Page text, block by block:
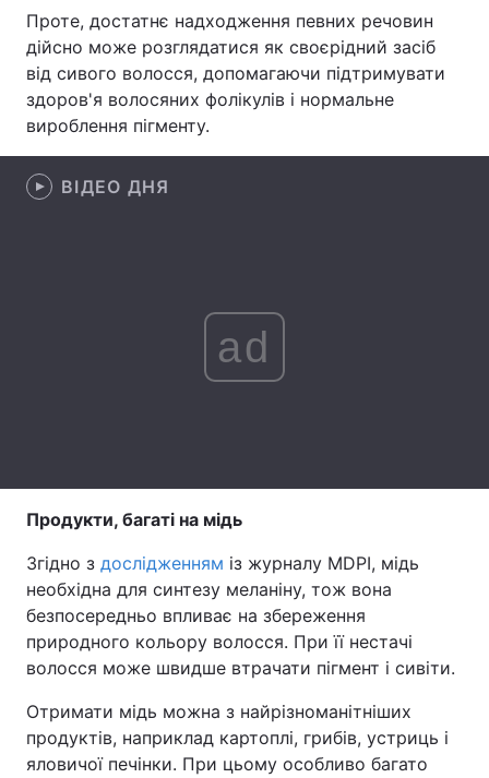
Інтерв'ю Думки
Архів Вакансії
Контакти
Послуги
Проте, достатнє надходження певних речовин
дійсно може розглядатися як своєрідний засіб
від сивого волосся, допомагаючи підтримувати
здоров'я волосяних фолікулів і нормальне
вироблення пігменту.
ВІДЕО ДНЯ
ad
Продукти, багаті на мідь
Згідно з дослідженням із журналу MDPI, мідь
необхідна для синтезу меланіну, тож вона
безпосередньо впливає на збереження
природного кольору волосся. При її нестачі
волосся може швидше втрачати пігмент і сивіти.
Отримати мідь можна з найрізноманітніших
продуктів, наприклад картоплі, грибів, устриць і
яловичої печінки. При цьому особливо багато